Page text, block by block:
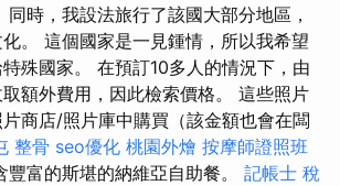
時，我設法旅行了該國大部分地區，
。 這個國家是一見鍾情，所以我希望
殊國家。 在預訂10多人的情況下，由
額外費用，因此檢索價格。 這些照片
商店/照片庫中購買（該金額也會在闆
整骨 seo優化 桃園外燴 按摩師證照班
豐富的斯堪的納維亞自助餐。 記帳士 稅